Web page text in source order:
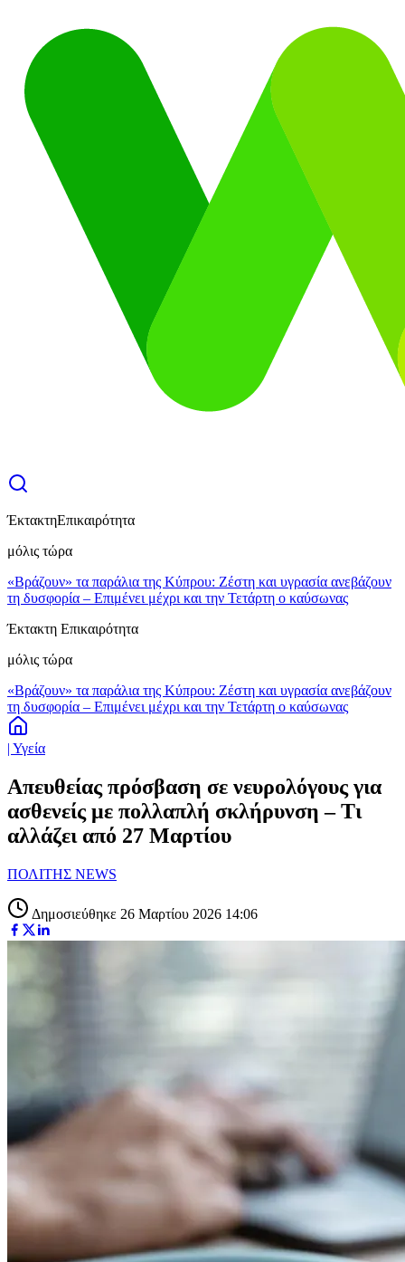
ΈκτακτηΕπικαιρότητα
μόλις τώρα
«Βράζουν» τα παράλια της Κύπρου: Ζέστη και υγρασία ανεβάζουν
τη δυσφορία – Επιμένει μέχρι και την Τετάρτη ο καύσωνας
Έκτακτη Επικαιρότητα
μόλις τώρα
«Βράζουν» τα παράλια της Κύπρου: Ζέστη και υγρασία ανεβάζουν
τη δυσφορία – Επιμένει μέχρι και την Τετάρτη ο καύσωνας
| Υγεία
Απευθείας πρόσβαση σε νευρολόγους για
ασθενείς με πολλαπλή σκλήρυνση – Τι
αλλάζει από 27 Μαρτίου
ΠΟΛΙΤΗΣ NEWS
Δημοσιεύθηκε 26 Μαρτίου 2026 14:06